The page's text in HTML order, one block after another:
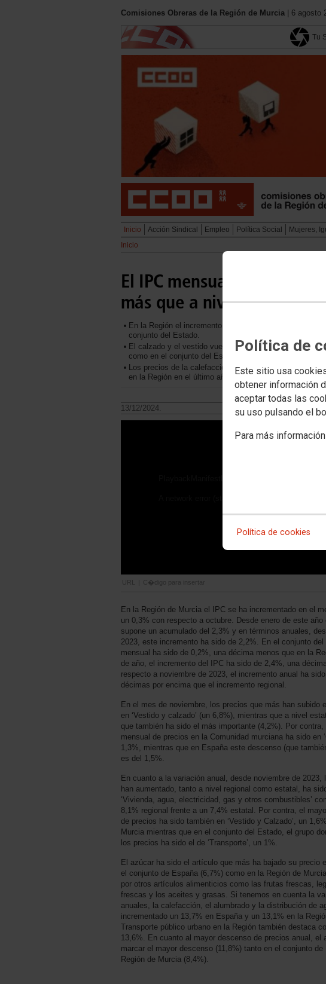
Política de
Este sitio usa
obtener información
aceptar todas las
su uso pulsando el
Para más
Política de cookies
Comisiones Obreras de la Región de Murcia | 6 agosto
Tu
Inicio Acción Sindical Empleo Política Social Mujeres,
Inicio
El IPC mensual sube en la
más que a nivel estatal
En la Región el incremento anual del IPC se queda en
conjunto del Estado.
El calzado y el vestido vuelven a liderar el incremento
como en el conjunto del Estado.
Los precios de la calefacción, la luz y el transporte
en la Región en el último año.
13/12/2024.
URL C�digo para insertar
En la Región de Murcia el IPC se ha incrementado en el
un 0,3% con respecto a octubre. Desde enero de este
supone un acumulado del 2,3% y en términos anuales,
2023, este incremento ha sido de 2,2%. En el conjunto
mensual ha sido de 0,2%, una décima menos que en la
de año, el incremento del IPC ha sido de 2,4%, una
respecto a noviembre de 2023, el incremento anual ha
décimas por encima que el incremento regional.
En el mes de noviembre, los precios que más han subido
en ‘Vestido y calzado’ (un 6,8%), mientras que a nivel
que también ha sido el más importante (4,2%). Por
mensual de precios en la Comunidad murciana ha sido en
1,3%, mientras que en España este descenso (que
es del 1,5%.
En cuanto a la variación anual, desde noviembre de 2023,
han aumentado, tanto a nivel regional como estatal, ha
‘Vivienda, agua, electricidad, gas y otros combustibles’
8,1% regional frente a un 7,4% estatal. Por contra, el
de precios ha sido también en ‘Vestido y Calzado’, un
Murcia mientras que en el conjunto del Estado, el grupo
los precios ha sido el de ‘Transporte’, un 1%.
El azúcar ha sido el artículo que más ha bajado su precio
el conjunto de España (6,7%) como en la Región de
por otros artículos alimenticios como las frutas frescas,
frescas y los aceites y grasas. Si tenemos en cuenta la
anuales, la calefacción, el alumbrado y la distribución de
incrementado un 13,7% en España y un 13,1% en la
Transporte público urbano en la Región también destaca
13,6%. En cuanto al mayor descenso de precios anual, el
marcar el mayor descenso (11,8%) tanto en el conjunto
Región de Murcia (8,4%).